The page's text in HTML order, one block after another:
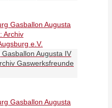
Augusta IV
Gaswerksfreunde